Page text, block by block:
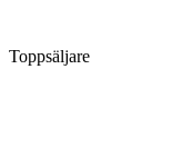
Toppsäljare